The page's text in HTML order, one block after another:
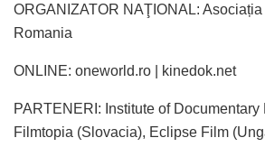
ORGANIZATOR NAŢIONAL: Asociația
Romania
ONLINE: oneworld.ro | kinedok.net
PARTENERI: Institute of Documentary
Filmtopia (Slovacia), Eclipse Film